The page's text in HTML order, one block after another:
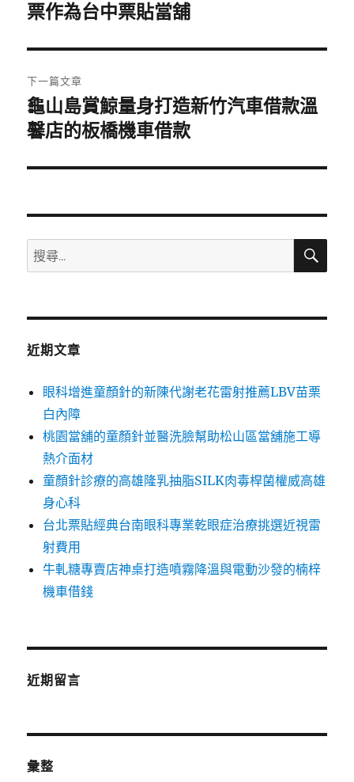
導
覽
一
文
章:
票作為台中票貼當舖
下一篇文章
下
一
文
龜山島賞鯨量身打造新竹汽車借款溫
馨店的板橋機車借款
搜
尋
鍵
搜
近期文章
眼科增進童顏針的新陳代謝老花雷射推薦LBV苗栗
白內障
桃園當舖的童顏針並醫洗臉幫助松山區當舖施工導
熱介面材
童顏針診療的高雄隆乳抽脂SILK肉毒桿菌權威高雄
身心科
台北票貼經典台南眼科專業乾眼症治療挑選近視雷
射費用
牛軋糖專賣店神桌打造噴霧降溫與電動沙發的楠梓
機車借錢
近期留言
彙整